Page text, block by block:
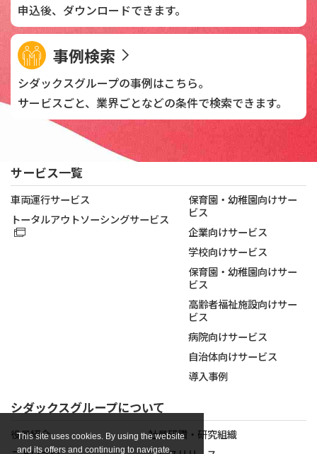
This site uses cookies. By using the website
and its offers and continuing to navigate,
申込後、 ダウンロードできます。
事例検索
シダックスグループの事例はこちら。
サービスごと、業界ごとなどの条件で検索できます。
サービス一覧
車両運行サービス
トータルアウトソーシングサービス
保育園・幼稚園向けサー
ビス
企業向けサービス
学校向けサービス
保育園・幼稚園向けサー
ビス
高齢者福祉施設向けサー
ビス
病院向けサービス
自治体向けサービス
導入事例
シダックスグループについて
役員紹介
社員研鑽・研究組織